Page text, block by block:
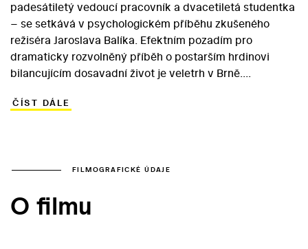
padesátiletý vedoucí pracovník a dvacetiletá studentka
– se setkává v psychologickém příběhu zkušeného
režiséra Jaroslava Balíka. Efektním pozadím pro
dramaticky rozvolněný příběh o postarším hrdinovi
bilancujícím dosavadní život je veletrh v Brně.
Vladimír Kalina, má pracovně odjet do New Yorku. Jiří
rozumu, aby kratičký vztah ukončila. Jiří však pod
zmaří nevýhodný obchod se západoněmeckou firmou ve
ČÍST DÁLE
FILMOGRAFICKÉ ÚDAJE
O filmu